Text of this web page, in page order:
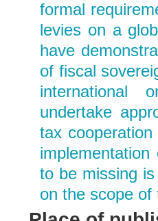
formal
levies on a
have
of fiscal
international
undertake
tax
to be missing
on the scope of